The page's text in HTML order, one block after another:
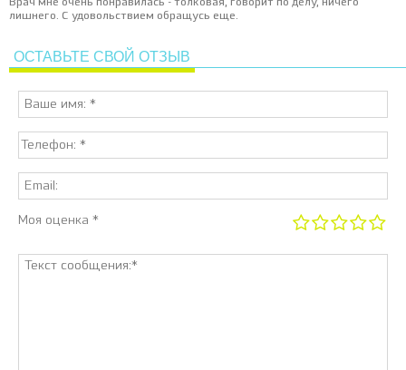
Врач мне очень понравилась - толковая, говорит по делу, ничего
лишнего. С удовольствием обращусь еще.
ОСТАВЬТЕ СВОЙ ОТЗЫВ
Моя оценка *